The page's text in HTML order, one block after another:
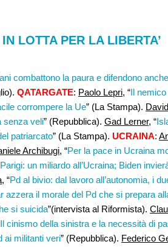
LOTTA PER LA LIBERTA’
combattono la paura e difendono
QATARGATE: Paolo Lepri, “Il nemico
corrompere la Ue” (La Stampa).
senza veli” (Repubblica). Gad Lerner, “
patriarcato” (La Stampa). UCRAINA:
Archibugi, “Per la pace in Ucraina
un miliardo all’Ucraina; Biden
, “Pd al bivio: dal lavoro all’autonomia, i
azzera il morale del Pd che si prepara
si suicida”(intervista al Riformista).
Il cinismo della sinistra e la necessità di
ai militanti veri” (Repubblica). Federico